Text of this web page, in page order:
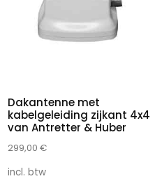
Dakantenne met
kabelgeleiding zijkant 4x4
van Antretter & Huber
299,00 €
incl. btw